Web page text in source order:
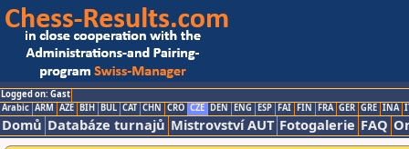
Logged on: Gast
Arabic ARM AZE BIH BUL CAT CHN CRO CZE DEN ENG ESP FAI FIN FRA GER GRE INA
Domů Databáze turnajů Mistrovství AUT Fotogalerie FAQ